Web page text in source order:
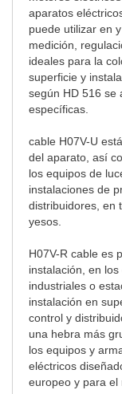
aparatos
puede utilizar en
medición,
ideales para la
superficie y
según HD 516 se
específicas.
cable H07V-U
del aparato, así
los equipos de
instalaciones de
distribuidores, en
yesos.
H07V-R cable es
instalación, en
industriales o
instalación en
control y
una hebra más
los equipos y
eléctricos
europeo y para el